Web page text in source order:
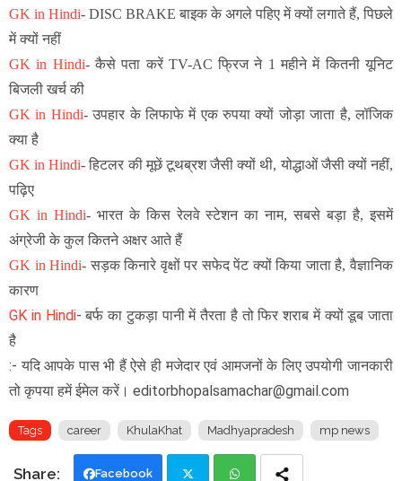
GK in Hindi- DISC BRAKE बाइक के अगले पहिए में क्यों लगाते हैं, पिछले
में क्यों नहीं
GK in Hindi- कैसे पता करें TV-AC फ्रिज ने 1 महीने में कितनी यूनिट
बिजली खर्च की
GK in Hindi-उपहार के लिफाफे में एक रुपया क्यों जोड़ा जाता है, लॉजिक
क्या है
GK in Hindi- हिटलर की मूछें टूथब्रश जैसी क्यों थी, योद्धाओं जैसी क्यों नहीं,
पढ़िए
GK in Hindi- भारत के किस रेलवे स्टेशन का नाम, सबसे बड़ा है, इसमें
अंग्रेजी के कुल कितने अक्षर आते हैं
GK in Hindi- सड़क किनारे वृक्षों पर सफेद पेंट क्यों किया जाता है, वैज्ञानिक
कारण
GK in Hindi-बर्फ का टुकड़ा पानी में तैरता है तो फिर शराब में क्यों डूब जाता
है
:- यदि आपके पास भी हैं ऐसे ही मजेदार एवं आमजनों के लिए उपयोगी जानकारी
तो कृपया हमें ईमेल करें। editorbhopalsamachar@gmail.com
Tags career KhulaKhat Madhyapradesh mp news
Facebook